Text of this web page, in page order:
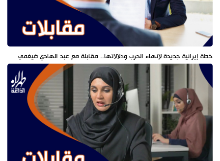
خطة إيرانية جديدة لإنهاء الحرب ودلالاتها.. مقابلة مع عبد الهادي ضيغمي